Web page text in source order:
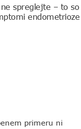
spreglejte – to so
endometrioze
primeru ni